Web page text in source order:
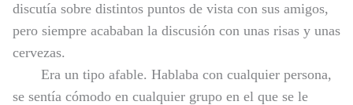
discutía sobre distintos puntos de vista con sus amigos,
pero siempre acababan la discusión con unas risas y unas
cervezas.
Era un tipo afable. Hablaba con cualquier persona,
se sentía cómodo en cualquier grupo en el que se le